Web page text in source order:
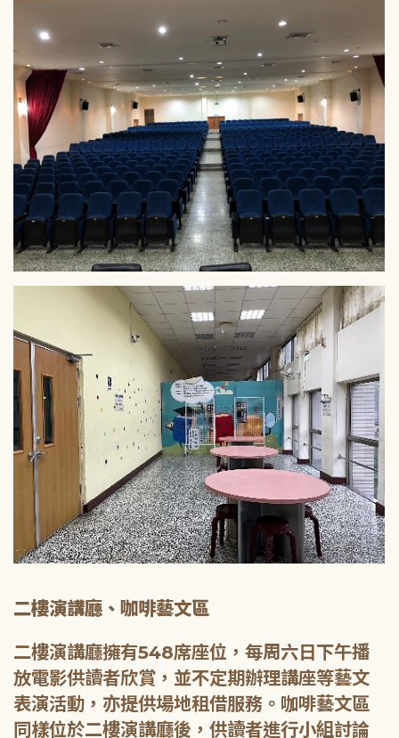
二樓演講廳、咖啡藝文區
二樓演講廳擁有548席座位，每周六日下午播
放電影供讀者欣賞，並不定期辦理講座等藝文
表演活動，亦提供場地租借服務。咖啡藝文區
同樣位於二樓演講廳後，供讀者進行小組討論